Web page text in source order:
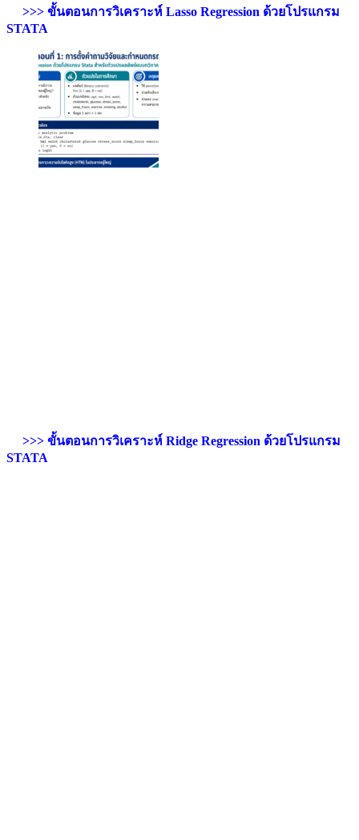
>>> ขั้นตอนการวิเคราะห์ Lasso Regression ด้วยโปรแกรม
STATA
>>> ขั้นตอนการวิเคราะห์ Ridge Regression ด้วยโปรแกรม
STATA